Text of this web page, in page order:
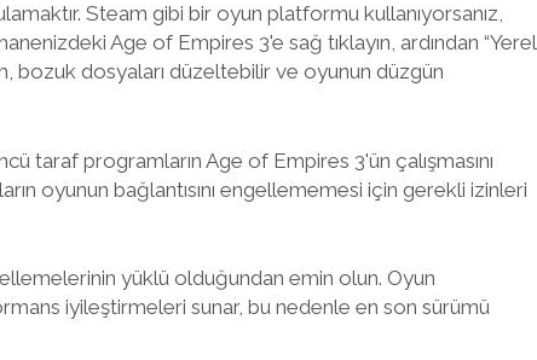
Steam gibi bir oyun platformu kullanıyorsanız,
Age of Empires 3'e sağ tıklayın, ardından “Yerel
bozuk dosyaları düzeltebilir ve oyunun düzgün
taraf programların Age of Empires 3'ün çalışmasını
oyunun bağlantısını engellememesi için gerekli izinleri
yüklü olduğundan emin olun. Oyun
iyileştirmeleri sunar, bu nedenle en son sürümü